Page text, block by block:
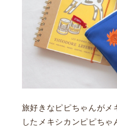
旅好きなピピちゃんがメ
したメキシカンピピちゃ